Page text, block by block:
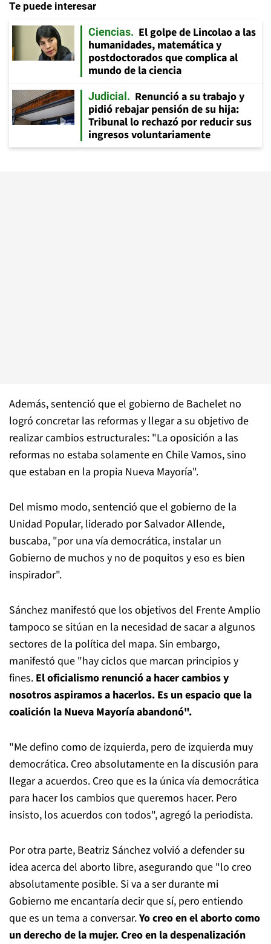
Te puede interesar
Ciencias
El golpe de Lincolao a las
humanidades, matemática y
postdoctorados que complica al
mundo de la ciencia
Judicial
Renunció a su trabajo y
pidió rebajar pensión de su hija:
Tribunal lo rechazó por reducir sus
ingresos voluntariamente
Además, sentenció que el gobierno de Bachelet no
logró concretar las reformas y llegar a su objetivo de
realizar cambios estructurales: "La oposición a las
reformas no estaba solamente en Chile Vamos, sino
que estaban en la propia Nueva Mayoría".
Del mismo modo, sentenció que el gobierno de la
Unidad Popular, liderado por Salvador Allende,
buscaba, "por una vía democrática, instalar un
Gobierno de muchos y no de poquitos y eso es bien
inspirador".
Sánchez manifestó que los objetivos del Frente Amplio
tampoco se sitúan en la necesidad de sacar a algunos
sectores de la política del mapa. Sin embargo,
manifestó que "hay ciclos que marcan principios y
fines. El oficialismo renunció a hacer cambios y
nosotros aspiramos a hacerlos. Es un espacio que la
coalición la Nueva Mayoría abandonó".
"Me defino como de izquierda, pero de izquierda muy
democrática. Creo absolutamente en la discusión para
llegar a acuerdos. Creo que es la única vía democrática
para hacer los cambios que queremos hacer. Pero
insisto, los acuerdos con todos", agregó la periodista.
Por otra parte, Beatriz Sánchez volvió a defender su
idea acerca del aborto libre, asegurando que "lo creo
absolutamente posible. Si va a ser durante mi
Gobierno me encantaría decir que sí, pero entiendo
que es un tema a conversar.Yo creo en el aborto como
un derecho de la mujer. Creo en la despenalización